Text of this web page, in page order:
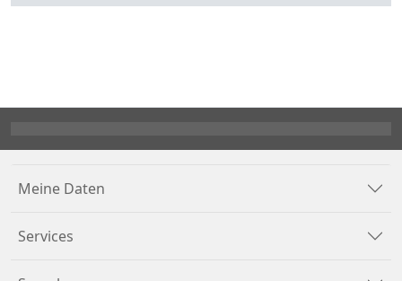
Meine Daten
Services